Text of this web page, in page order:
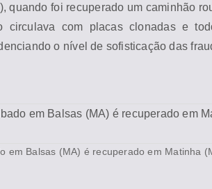
), quando foi recuperado um caminhão
circulava com placas clonadas e
o nível de sofisticação das
em Balsas (MA) é recuperado em Matinha (